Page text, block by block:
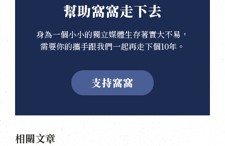
幫助窩窩走下去
身為一個小小的獨立媒體生存著實大不易，
需要你的攜手跟我們一起再走下個10年。
支持窩窩
相關文章